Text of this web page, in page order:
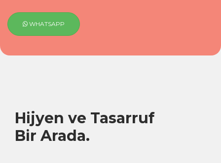
WHATSAPP
Hijyen ve Tasarruf
Bir Arada.